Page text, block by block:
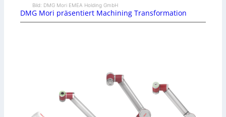
Bild: DMG Mori EMEA Holding GmbH
DMG Mori präsentiert Machining Transformation